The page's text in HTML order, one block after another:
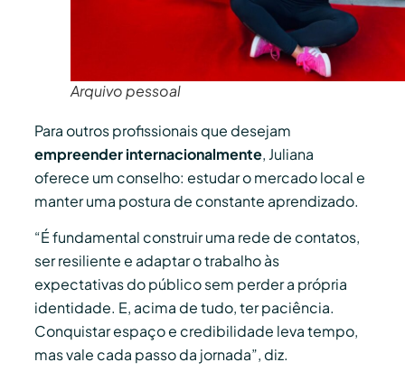
Arquivo pessoal
Para outros profissionais que desejam
empreender internacionalmente, Juliana
oferece um conselho: estudar o mercado local e
manter uma postura de constante aprendizado.
“É fundamental construir uma rede de contatos,
ser resiliente e adaptar o trabalho às
expectativas do público sem perder a própria
identidade. E, acima de tudo, ter paciência.
Conquistar espaço e credibilidade leva tempo,
mas vale cada passo da jornada”, diz.